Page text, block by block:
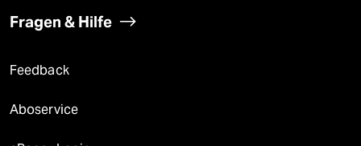
Fragen & Hilfe
Feedback
Aboservice